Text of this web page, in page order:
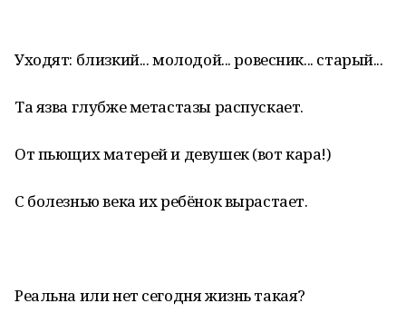
Уходят: близкий... молодой... ровесник... старый...
Та язва глубже метастазы распускает.
От пьющих матерей и девушек (вот кара!)
С болезнью века их ребёнок вырастает.
Реальна или нет сегодня жизнь такая?